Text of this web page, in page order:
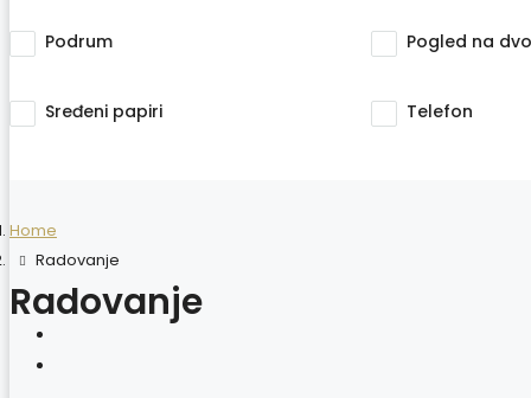
Podrum Pogled na
Sređeni papiri Telefon
Home
Radovanje
Radovanje